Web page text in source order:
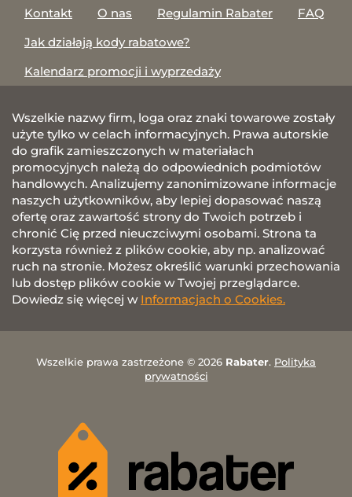
Kontakt
O nas Regulamin Rabater
FAQ
Jak działają kody rabatowe?
Kalendarz promocji i wyprzedaży
Wszelkie nazwy firm, loga oraz znaki towarowe zostały
użyte tylko w celach informacyjnych. Prawa autorskie
do grafik zamieszczonych w materiałach
promocyjnych należą do odpowiednich podmiotów
handlowych. Analizujemy zanonimizowane informacje
naszych użytkowników, aby lepiej dopasować naszą
ofertę oraz zawartość strony do Twoich potrzeb i
chronić Cię przed nieuczciwymi osobami. Strona ta
korzysta również z plików cookie, aby np. analizować
ruch na stronie. Możesz określić warunki przechowania
lub dostęp plików cookie w Twojej przeglądarce.
Dowiedz się więcej w Informacjach o Cookies.
Wszelkie prawa zastrzeżone © 2026 Rabater. Polityka
prywatności